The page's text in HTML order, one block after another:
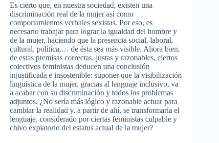
Es cierto que, en nuestra sociedad, existen una
discriminación real de la mujer así como
comportamientos verbales sexistas. Por eso, es
necesario trabajar para lograr la igualdad del hombre y
de la mujer, haciendo que la presencia social, laboral,
cultural, política,… de ésta sea más visible. Ahora bien,
de estas premisas correctas, justas y razonables, ciertos
colectivos feministas deducen una conclusión
injustificada e insostenible: suponer que la visibilización
lingüística de la mujer, gracias al lenguaje inclusivo, va
a acabar con su discriminación y todos los problemas
adjuntos. ¿No sería más lógico y razonable actuar para
cambiar la realidad y, a partir de ahí, se transformaría el
lenguaje, considerado por ciertas feministas culpable y
chivo expiatorio del estatus actual de la mujer?